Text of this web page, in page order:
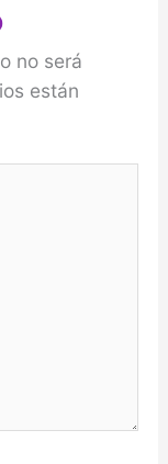
no será
están